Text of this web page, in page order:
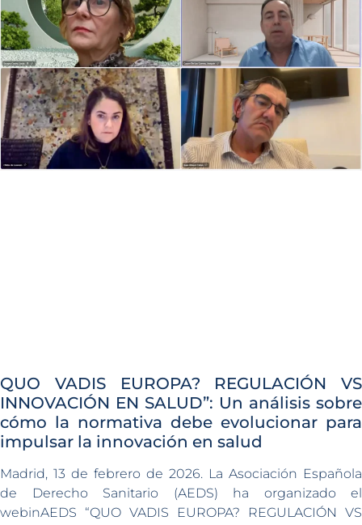
QUO VADIS EUROPA? REGULACIÓN VS
INNOVACIÓN EN SALUD”: Un análisis sobre
cómo la normativa debe evolucionar para
impulsar la innovación en salud
Madrid, 13 de febrero de 2026. La Asociación Española
de Derecho Sanitario (AEDS) ha organizado el
webinAEDS “QUO VADIS EUROPA? REGULACIÓN VS